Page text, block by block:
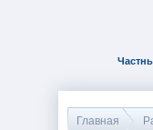
Главная